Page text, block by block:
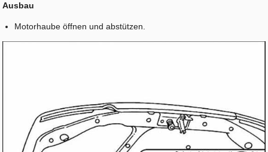
Ausbau
Motorhaube öffnen und abstützen.